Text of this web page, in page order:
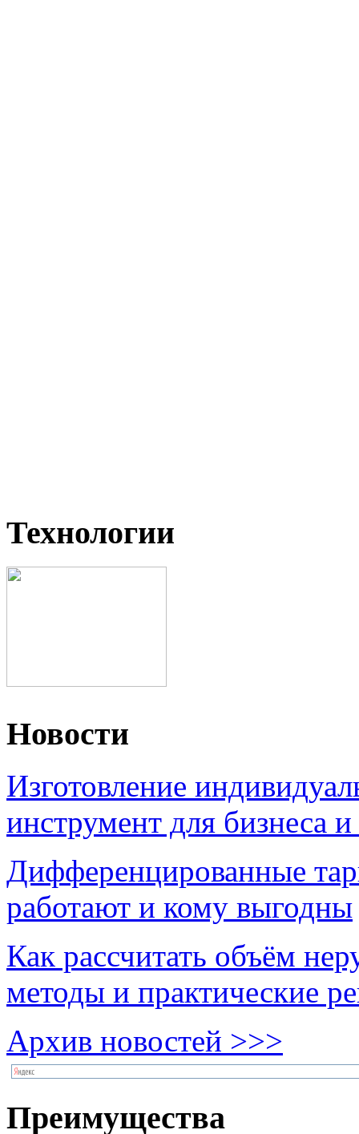
Технологии
Новости
Изготовление
инструмент для бизнеса и
Дифференцированные
работают и кому выгодны
Как рассчитать объём
методы и практические
Архив новостей >>>
Преимущества